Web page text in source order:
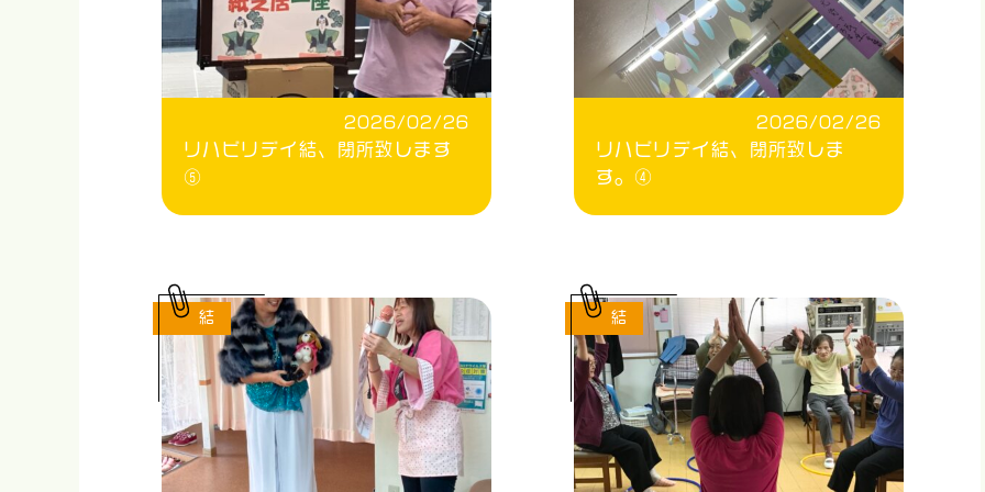
2026/02/26
リハビリデイ結、閉所致します
⑤
2026/02/26
リハビリデイ結、閉所致しま
す。④
結 結